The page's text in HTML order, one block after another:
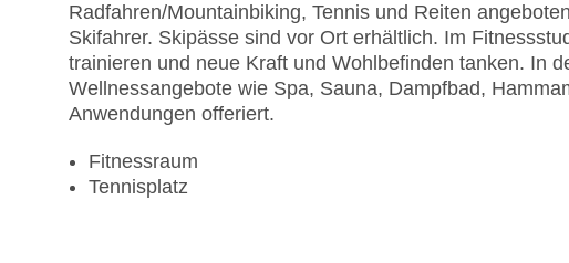
Radfahren/Mountainbiking, Tennis und Reiten
Skifahrer. Skipässe sind vor Ort erhältlich. Im
trainieren und neue Kraft und Wohlbefinden tanken. In
Wellnessangebote wie Spa, Sauna, Dampfbad,
Anwendungen offeriert.
Fitnessraum
Tennisplatz